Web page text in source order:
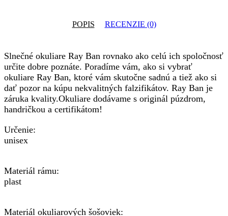
POPIS RECENZIE (0)
Slnečné okuliare Ray Ban rovnako ako celú ich spoločnosť
určite dobre poznáte. Poradíme vám, ako si vybrať
okuliare Ray Ban, ktoré vám skutočne sadnú a tiež ako si
dať pozor na kúpu nekvalitných falzifikátov. Ray Ban je
záruka kvality.Okuliare dodávame s originál púzdrom,
handričkou a certifikátom!
Určenie:
unisex
Materiál rámu:
plast
Materiál okuliarových šošoviek: